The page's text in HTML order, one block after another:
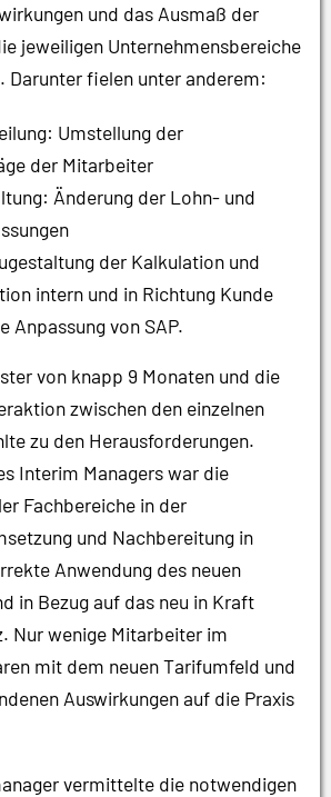
und das Ausmaß der
jeweiligen Unternehmensbereiche
Darunter fielen unter anderem:
Umstellung der
der Mitarbeiter
Änderung der Lohn- und
der Kalkulation und
intern und in Richtung Kunde
Anpassung von SAP.
von knapp 9 Monaten und die
zwischen den einzelnen
zu den Herausforderungen.
Interim Managers war die
Fachbereiche in der
und Nachbereitung in
Anwendung des neuen
in Bezug auf das neu in Kraft
Nur wenige Mitarbeiter im
mit dem neuen Tarifumfeld und
Auswirkungen auf die Praxis
vermittelte die notwendigen